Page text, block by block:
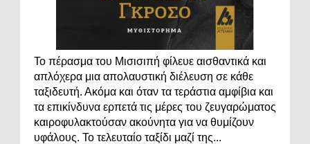
Το πέρασμα του Μισισιπή φίλευε αισθαντικά και
απλόχερα μια απολαυστική διέλευση σε κάθε
ταξιδευτή. Ακόμα και όταν τα τεράστια αμφίβια και
τα επικίνδυνα ερπετά τις μέρες του ζευγαρώματος
καιροφυλακτούσαν ακούνητα για να θυμίζουν
υφάλους. Το τελευταίο ταξίδι μαζί της...